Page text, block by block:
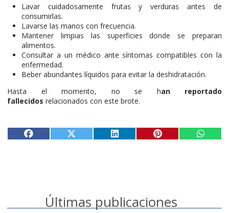
Lavar cuidadosamente frutas y verduras antes de
consumirlas.
Lavarse las manos con frecuencia.
Mantener limpias las superficies donde se preparan
alimentos.
Consultar a un médico ante síntomas compatibles con la
enfermedad.
Beber abundantes líquidos para evitar la deshidratación.
Hasta el momento, no se han reportado
fallecidos relacionados con este brote.
Últimas publicaciones